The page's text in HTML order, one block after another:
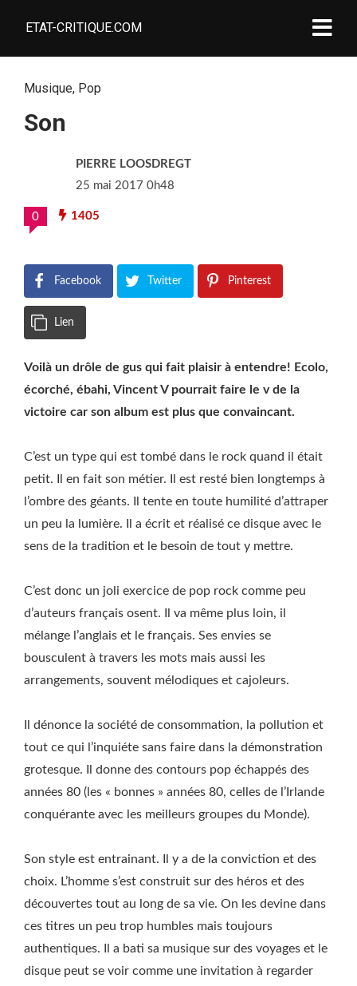
ETAT-CRITIQUE.COM
Musique, Pop
Son
PIERRE LOOSDREGT
25 mai 2017 0h48
0 1405
Facebook Twitter Pinterest
Lien
Voilà un drôle de gus qui fait plaisir à entendre! Ecolo,
écorché, ébahi, Vincent V pourrait faire le v de la
victoire car son album est plus que convaincant.
C’est un type qui est tombé dans le rock quand il était
petit. Il en fait son métier. Il est resté bien longtemps à
l’ombre des géants. Il tente en toute humilité d’attraper
un peu la lumière. Il a écrit et réalisé ce disque avec le
sens de la tradition et le besoin de tout y mettre.
C’est donc un joli exercice de pop rock comme peu
d’auteurs français osent. Il va même plus loin, il
mélange l’anglais et le français. Ses envies se
bousculent à travers les mots mais aussi les
arrangements, souvent mélodiques et cajoleurs.
Il dénonce la société de consommation, la pollution et
tout ce qui l’inquiéte sans faire dans la démonstration
grotesque. Il donne des contours pop échappés des
années 80 (les « bonnes » années 80, celles de l’Irlande
conquérante avec les meilleurs groupes du Monde).
Son style est entrainant. Il y a de la conviction et des
choix. L’homme s’est construit sur des héros et des
découvertes tout au long de sa vie. On les devine dans
ces titres un peu trop humbles mais toujours
authentiques. Il a bati sa musique sur des voyages et le
disque peut se voir comme une invitation à regarder